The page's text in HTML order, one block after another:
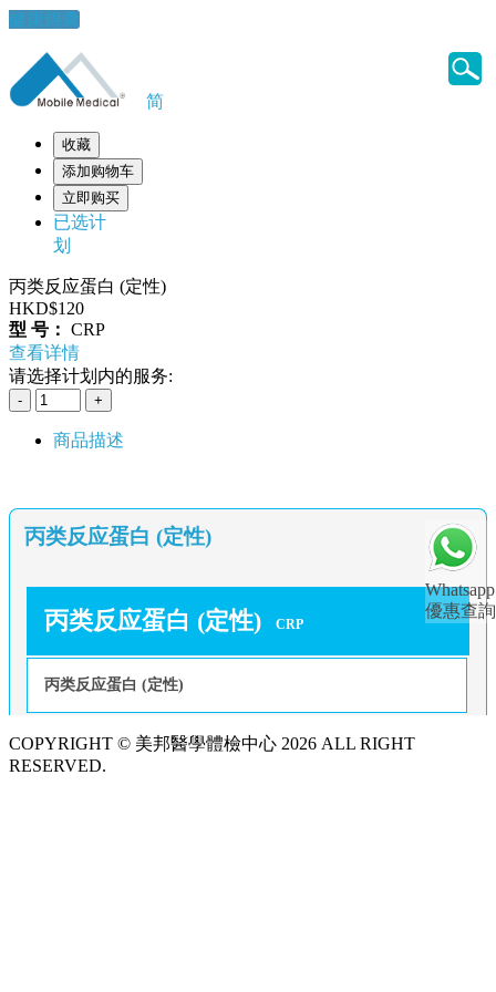
健康錦囊
Whatsapp
優惠查詢
简
收藏
添加购物车
立即购买
已选计
划
丙类反应蛋白 (定性)
HKD$120
型 号： CRP
查看详情
请选择计划内的服务:
商品描述
丙类反应蛋白 (定性)
丙类反应蛋白 (定性) CRP
丙类反应蛋白 (定性)
COPYRIGHT © 美邦醫學體檢中心 2026 ALL RIGHT
RESERVED.